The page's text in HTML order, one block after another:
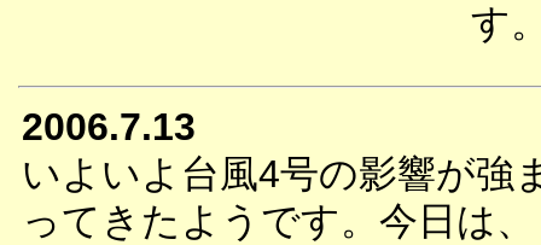
す
2006.7.13
いよいよ台風4号の影響が強
ってきたようです。今日は、